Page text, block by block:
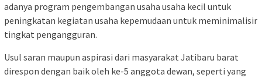
adanya program pengembangan usaha usaha kecil untuk
peningkatan kegiatan usaha kepemudaan untuk meminimalisir
tingkat pengangguran.
Usul saran maupun aspirasi dari masyarakat Jatibaru barat
direspon dengan baik oleh ke-5 anggota dewan, seperti yang